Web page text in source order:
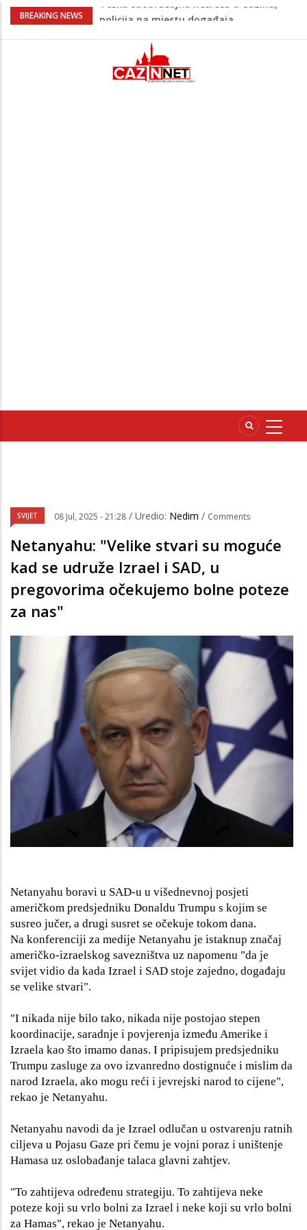
BREAKING NEWS
Ovo je 24-godišnji mladić koji je izgubio
Na Ahiret preselio LJUBIJANKIĆ (Hasan)
Na Ahiret preselio HALILOVIĆ (Smajil)
SVIJET 08 Jul, 2025 - 21:28 / Uredio: Nedim / Comments
Netanyahu: "Velike stvari su moguće
kad se udruže Izrael i SAD, u
pregovorima očekujemo bolne poteze
za nas"
Netanyahu boravi u SAD-u u višednevnoj posjeti
američkom predsjedniku Donaldu Trumpu s kojim se
susreo jučer, a drugi susret se očekuje tokom dana.
Na konferenciji za medije Netanyahu je istaknup značaj
američko-izraelskog savezništva uz napomenu "da je
svijet vidio da kada Izrael i SAD stoje zajedno, događaju
se velike stvari".
"I nikada nije bilo tako, nikada nije postojao stepen
koordinacije, saradnje i povjerenja između Amerike i
Izraela kao što imamo danas. I pripisujem predsjedniku
Trumpu zasluge za ovo izvanredno dostignuće i mislim da
narod Izraela, ako mogu reći i jevrejski narod to cijene",
rekao je Netanyahu.
Netanyahu navodi da je Izrael odlučan u ostvarenju ratnih
ciljeva u Pojasu Gaze pri čemu je vojni poraz i uništenje
Hamasa uz oslobađanje talaca glavni zahtjev.
"To zahtijeva određenu strategiju. To zahtijeva neke
poteze koji su vrlo bolni za Izrael i neke koji su vrlo bolni
za Hamas", rekao je Netanyahu.